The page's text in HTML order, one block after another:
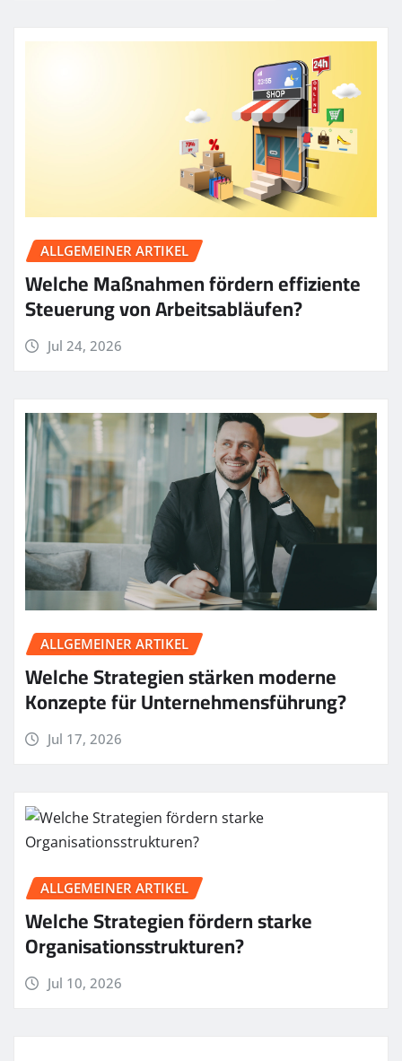
ALLGEMEINER ARTIKEL
Welche Maßnahmen fördern effiziente
Steuerung von Arbeitsabläufen?
Jul 24, 2026
ALLGEMEINER ARTIKEL
Welche Strategien stärken moderne
Konzepte für Unternehmensführung?
Jul 17, 2026
ALLGEMEINER ARTIKEL
Welche Strategien fördern starke
Organisationsstrukturen?
Jul 10, 2026